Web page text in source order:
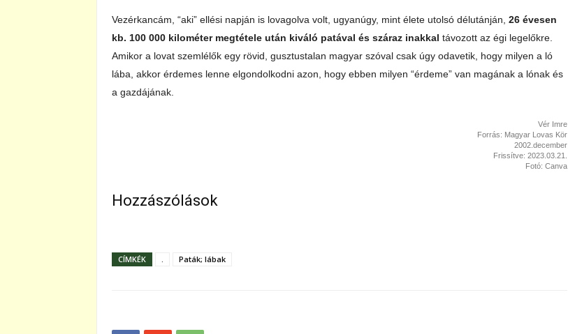
Vezérkancám, “aki” ellési napján is lovagolva volt, ugyanúgy, mint élete utolsó délutánján, 26 évesen
kb. 100 000 kilométer megtétele után kiváló patával és száraz inakkal távozott az égi legelőkre.
Amikor a lovat szemlélők egy rövid, gusztustalan magyar szóval csak úgy odavetik, hogy milyen a ló
lába, akkor érdemes lenne elgondolkodni azon, hogy ebben milyen “érdeme” van magának a lónak és
a gazdájának.
Vér Imre
Forrás: Magyar Lovas Kör
2002.december
Frissítve: 2023.03.21.
Fotó: Canva
Hozzászólások
CÍMKÉK . Paták; lábak